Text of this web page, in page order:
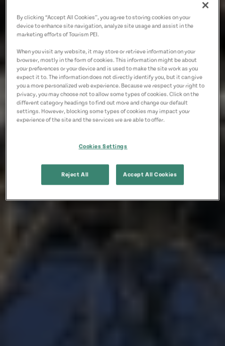
By clicking “Accept All Cookies”, you agree to storing cookies on your
device to enhance site navigation, analyze site usage and assist in the
marketing efforts of Tourism PEI.
When you visit any website, it may store or retrieve information on your
browser, mostly in the form of cookies. This information might be about
your preferences or your device and is used to make the site work as you
expect it to. The information does not directly identify you, but it can give
you a more personalized web experience. Because we respect your right to
privacy, you may choose not to allow some types of cookies. Click on the
different category headings to find out more and change our default
settings. However, blocking some types of cookies may impact your
experience of the site and the services we are able to offer.
Cookies Settings
Reject All Accept All Cookies